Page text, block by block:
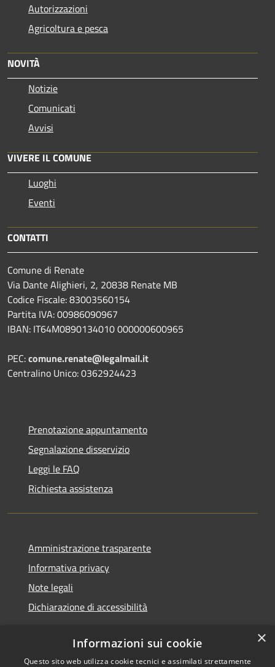
Autorizzazioni
Agricoltura e pesca
NOVITÀ
Notizie
Comunicati
Avvisi
VIVERE IL COMUNE
Luoghi
Eventi
CONTATTI
Comune di Renate
Via Dante Alighieri, 2, 20838 Renate MB
Codice Fiscale: 83003560154
Partita IVA: 00986090967
IBAN: IT64M0890134010 000000600965
PEC:comune.renate@legalmail.it
Centralino Unico: 0362924423
Prenotazione appuntamento
Segnalazione disservizio
Leggi le FAQ
Richiesta assistenza
Amministrazione trasparente
Informativa privacy
Note legali
Dichiarazione di accessibilità
×
Informazioni sui cookie
Questo sito web utilizza cookie tecnici e assimilati strettamente